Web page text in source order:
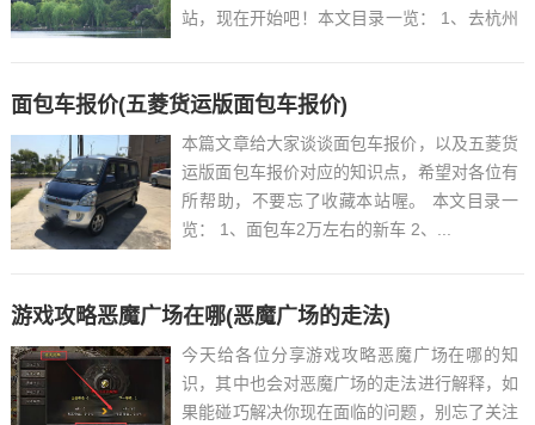
站，现在开始吧！本文目录一览： 1、去杭州
面包车报价(五菱货运版面包车报价)
本篇文章给大家谈谈面包车报价，以及五菱货
运版面包车报价对应的知识点，希望对各位有
所帮助，不要忘了收藏本站喔。 本文目录一
览： 1、面包车2万左右的新车 2、...
游戏攻略恶魔广场在哪(恶魔广场的走法)
今天给各位分享游戏攻略恶魔广场在哪的知
识，其中也会对恶魔广场的走法进行解释，如
果能碰巧解决你现在面临的问题，别忘了关注